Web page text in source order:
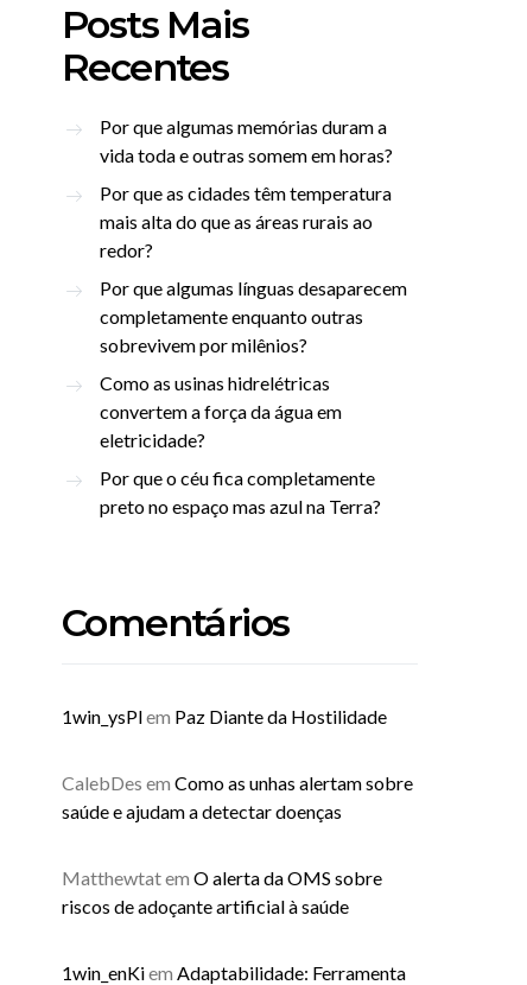
Posts Mais
Recentes
Por que algumas memórias duram a
vida toda e outras somem em horas?
Por que as cidades têm temperatura
mais alta do que as áreas rurais ao
redor?
Por que algumas línguas desaparecem
completamente enquanto outras
sobrevivem por milênios?
Como as usinas hidrelétricas
convertem a força da água em
eletricidade?
Por que o céu fica completamente
preto no espaço mas azul na Terra?
Comentários
1win_ysPlem Paz Diante da Hostilidade
CalebDes em Como as unhas alertam sobre
saúde e ajudam a detectar doenças
Matthewtatem O alerta da OMS sobre
riscos de adoçante artificial à saúde
1win_enKiem Adaptabilidade: Ferramenta